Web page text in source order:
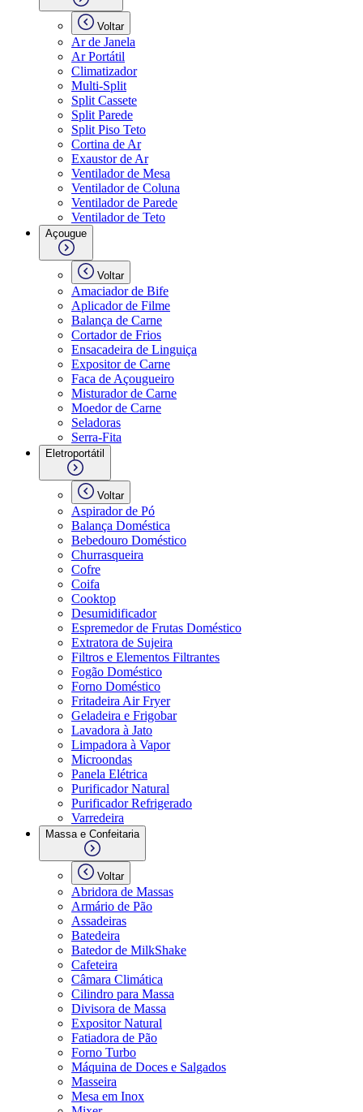
Voltar
Ar de Janela
Ar Portátil
Climatizador
Multi-Split
Split Cassete
Split Parede
Split Piso Teto
Cortina de Ar
Exaustor de Ar
Ventilador de Mesa
Ventilador de Coluna
Ventilador de Parede
Ventilador de Teto
Açougue
Voltar
Amaciador de Bife
Aplicador de Filme
Balança de Carne
Cortador de Frios
Ensacadeira de Linguiça
Expositor de Carne
Faca de Açougueiro
Misturador de Carne
Moedor de Carne
Seladoras
Serra-Fita
Eletroportátil
Voltar
Aspirador de Pó
Balança Doméstica
Bebedouro Doméstico
Churrasqueira
Cofre
Coifa
Cooktop
Desumidificador
Espremedor de Frutas Doméstico
Extratora de Sujeira
Filtros e Elementos Filtrantes
Fogão Doméstico
Forno Doméstico
Fritadeira Air Fryer
Geladeira e Frigobar
Lavadora à Jato
Limpadora à Vapor
Microondas
Panela Elétrica
Purificador Natural
Purificador Refrigerado
Varredeira
Massa e Confeitaria
Voltar
Abridora de Massas
Armário de Pão
Assadeiras
Batedeira
Batedor de MilkShake
Cafeteira
Câmara Climática
Cilindro para Massa
Divisora de Massa
Expositor Natural
Fatiadora de Pão
Forno Turbo
Máquina de Doces e Salgados
Masseira
Mesa em Inox